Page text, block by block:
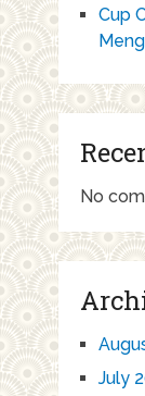
Cup
No
July